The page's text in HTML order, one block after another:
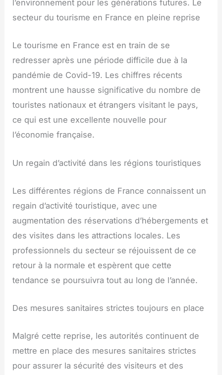
l’environnement pour les générations futures. Le
secteur du tourisme en France en pleine reprise
Le tourisme en France est en train de se
redresser après une période difficile due à la
pandémie de Covid-19. Les chiffres récents
montrent une hausse significative du nombre de
touristes nationaux et étrangers visitant le pays,
ce qui est une excellente nouvelle pour
l’économie française.
Un regain d’activité dans les régions touristiques
Les différentes régions de France connaissent un
regain d’activité touristique, avec une
augmentation des réservations d’hébergements et
des visites dans les attractions locales. Les
professionnels du secteur se réjouissent de ce
retour à la normale et espèrent que cette
tendance se poursuivra tout au long de l’année.
Des mesures sanitaires strictes toujours en place
Malgré cette reprise, les autorités continuent de
mettre en place des mesures sanitaires strictes
pour assurer la sécurité des visiteurs et des